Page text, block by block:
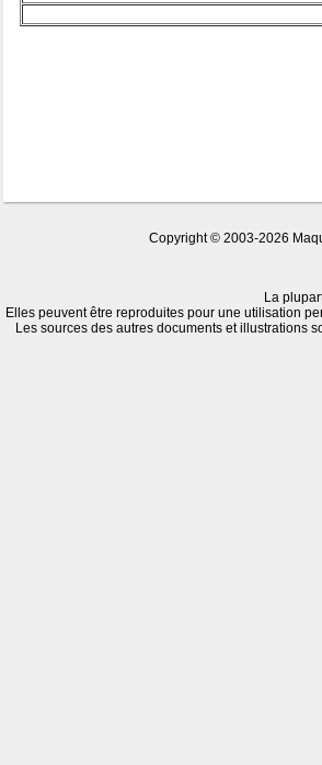
Copyright © 2003-2026
La
Elles peuvent être reproduites pour une utilisation
Les sources des autres documents et illustrations